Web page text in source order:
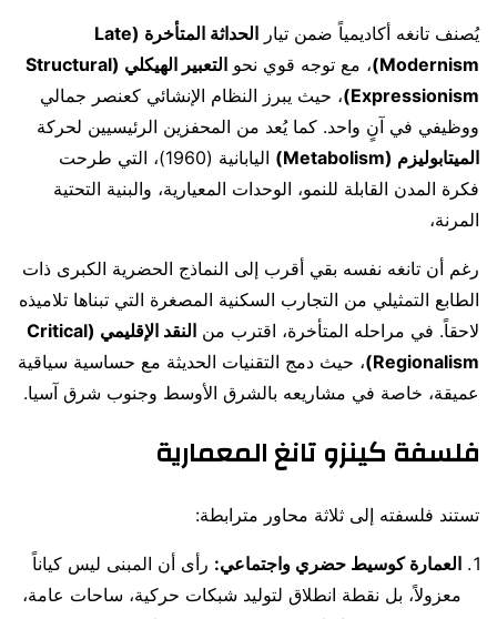
يُصنف تانغه أكاديمياً ضمن تيار
الحداثة المتأخرة (Late
Modernism) ، مع توجه قوي نحو
التعبير الهيكلي (Structural
Expressionism) ، حيث يبرز النظام الإنشائي كعنصر جمالي
ووظيفي في آنٍ واحد. كما يُعد من المحفزين الرئيسيين لحركة
الميتابوليزم (Metabolism)
اليابانية (1960)، التي طرحت
فكرة المدن القابلة للنمو، الوحدات المعيارية، والبنية التحتية
المرنة،
رغم أن تانغه نفسه بقي أقرب إلى النماذج الحضرية الكبرى ذات
الطابع التمثيلي من التجارب السكنية المصغرة التي تبناها تلاميذه
لاحقاً. في مراحله المتأخرة، اقترب من
النقد الإقليمي (Critical
Regionalism) ، حيث دمج التقنيات الحديثة مع حساسية سياقية
عميقة، خاصة في مشاريعه بالشرق الأوسط وجنوب شرق آسيا.
فلسفة كينزو تانغ المعمارية
تستند فلسفته إلى ثلاثة محاور مترابطة:
العمارة كوسيط حضري واجتماعي: رأى أن المبنى ليس كياناً
معزولاً، بل نقطة انطلاق لتوليد شبكات حركية، ساحات عامة،